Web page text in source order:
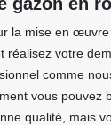
la mise en
réalisez votre
comme
vous pouvez
qualité, mais